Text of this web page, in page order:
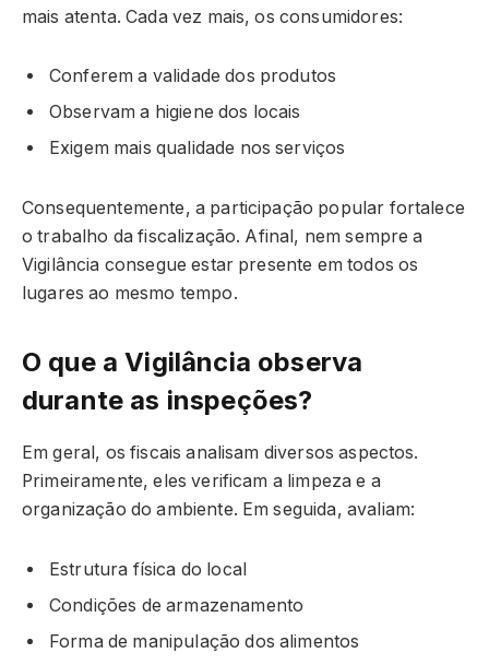
mais atenta. Cada vez mais, os consumidores:
Conferem a validade dos produtos
Observam a higiene dos locais
Exigem mais qualidade nos serviços
Consequentemente, a participação popular fortalece
o trabalho da fiscalização. Afinal, nem sempre a
Vigilância consegue estar presente em todos os
lugares ao mesmo tempo.
O que a Vigilância observa
durante as inspeções?
Em geral, os fiscais analisam diversos aspectos.
Primeiramente, eles verificam a limpeza e a
organização do ambiente. Em seguida, avaliam:
Estrutura física do local
Condições de armazenamento
Forma de manipulação dos alimentos